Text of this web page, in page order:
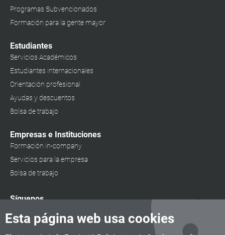
Esta página web usa cookies
Programas Subvencionados
Formación para la gente mayor
Estudiantes
Servicios Académicos
Estudiantes internacionales
Orientación profesional
Ayudas y descuentos
Bolsa de trabajo
Empresas e Instituciones
Formación in-company
Servicios para la empresa
Bolsa de trabajo
Síguenos